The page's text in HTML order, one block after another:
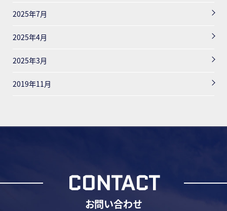
2025年7月
2025年4月
2025年3月
2019年11月
CONTACT
お問い合わせ